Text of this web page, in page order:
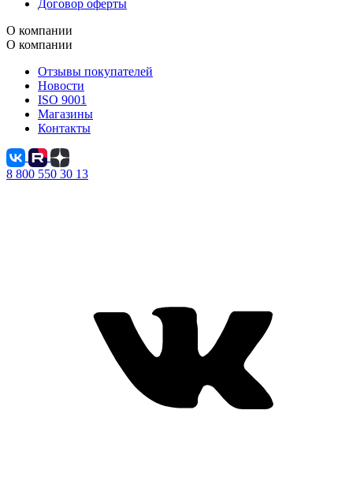
Договор оферты
О компании
О компании
Отзывы покупателей
Новости
ISO 9001
Магазины
Контакты
8 800 550 30 13